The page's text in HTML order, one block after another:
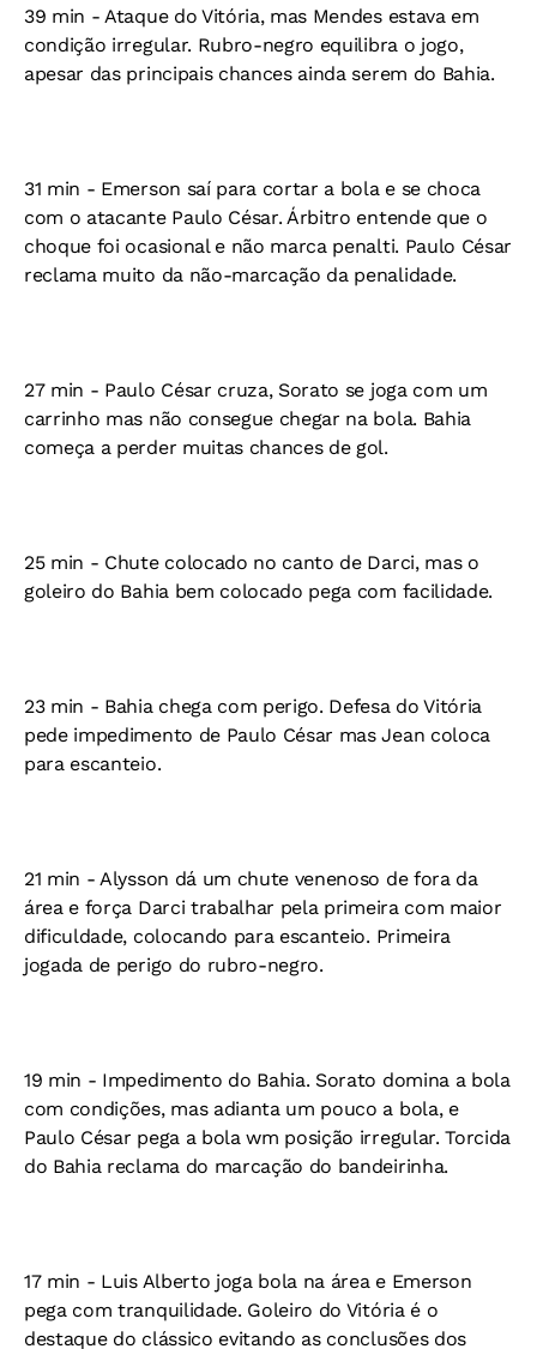
39 min - Ataque do Vitória, mas Mendes estava em
condição irregular. Rubro-negro equilibra o jogo,
apesar das principais chances ainda serem do Bahia.
31 min - Emerson saí para cortar a bola e se choca
com o atacante Paulo César. Árbitro entende que o
choque foi ocasional e não marca penalti. Paulo César
reclama muito da não-marcação da penalidade.
27 min - Paulo César cruza, Sorato se joga com um
carrinho mas não consegue chegar na bola. Bahia
começa a perder muitas chances de gol.
25 min - Chute colocado no canto de Darci, mas o
goleiro do Bahia bem colocado pega com facilidade.
23 min - Bahia chega com perigo. Defesa do Vitória
pede impedimento de Paulo César mas Jean coloca
para escanteio.
21 min - Alysson dá um chute venenoso de fora da
área e força Darci trabalhar pela primeira com maior
dificuldade, colocando para escanteio. Primeira
jogada de perigo do rubro-negro.
19 min - Impedimento do Bahia. Sorato domina a bola
com condições, mas adianta um pouco a bola, e
Paulo César pega a bola wm posição irregular. Torcida
do Bahia reclama do marcação do bandeirinha.
17 min - Luis Alberto joga bola na área e Emerson
pega com tranquilidade. Goleiro do Vitória é o
destaque do clássico evitando as conclusões dos